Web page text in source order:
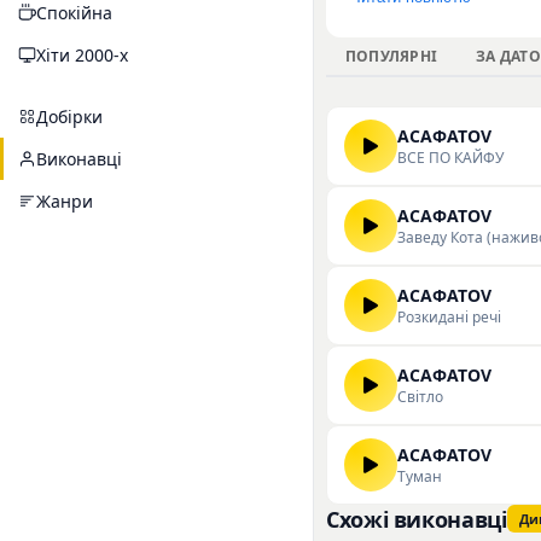
Спокійна
Хіти 2000-х
Добірки
Виконавці
Жанри
спокійного
можна прослухати
ПОПУЛЯРНІ ЗА
АСАФАТОV
ВСЕ ПО КАЙФУ
АСАФАТОV
Заведу Кота
АСАФАТОV
Розкидані речі
АСАФАТОV
Світло
АСАФАТОV
Туман
Схожі виконавці